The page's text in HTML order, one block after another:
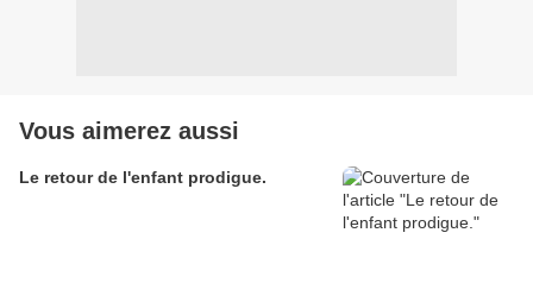
Vous aimerez aussi
Le retour de l'enfant prodigue.